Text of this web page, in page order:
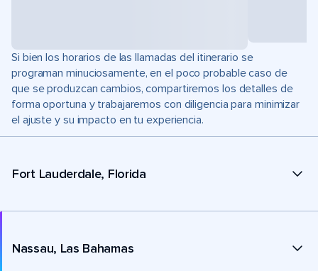
Si bien los horarios de las llamadas del itinerario se
programan minuciosamente, en el poco probable caso de
que se produzcan cambios, compartiremos los detalles de
forma oportuna y trabajaremos con diligencia para minimizar
el ajuste y su impacto en tu experiencia.
Fort Lauderdale, Florida
Nassau, Las Bahamas